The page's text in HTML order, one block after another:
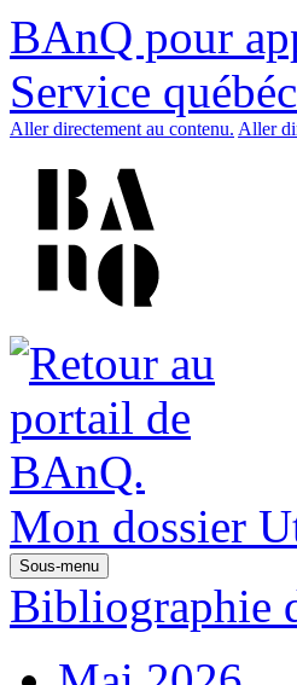
BAnQ pour
Service
Aller directement au contenu. Aller
Mon dossier
Sous-menu
Bibliographie